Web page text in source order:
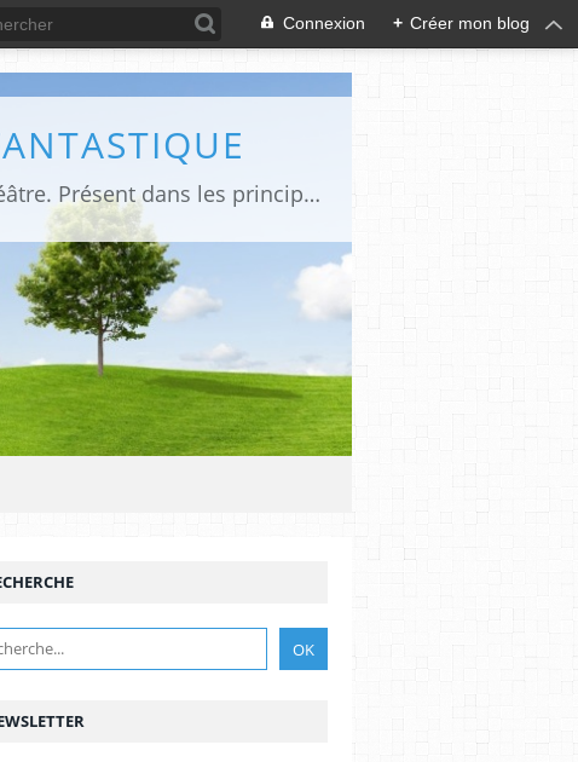
Connexion + Créer mon blog
Site sur toute la culture des genres de l'imaginaire: BD, Cinéma, Livre, Jeux, Théâtre. Présent dans les principaux festivals de film fantastique e de science-fiction, salons et conventions.
,BELGIQUE,BRUSSELS,FANTASTIQUE